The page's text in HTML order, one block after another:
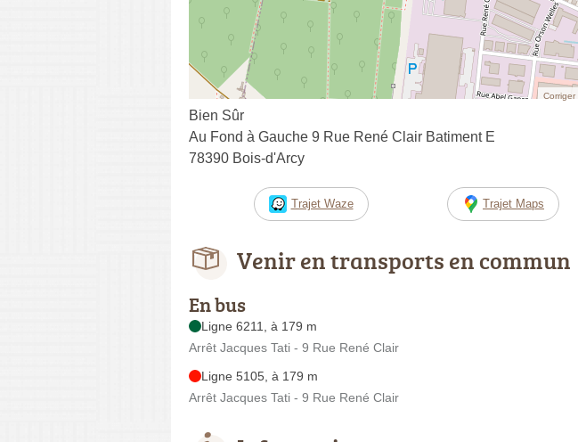
Corriger
Bien Sûr
Au Fond à Gauche 9 Rue René Clair Batiment E
78390 Bois-d'Arcy
Trajet Waze Trajet Maps
Venir en transports en commun
En bus
Ligne 6211, à 179 m
Arrêt Jacques Tati - 9 Rue René Clair
Ligne 5105, à 179 m
Arrêt Jacques Tati - 9 Rue René Clair